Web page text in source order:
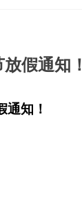
假通知！
通知！